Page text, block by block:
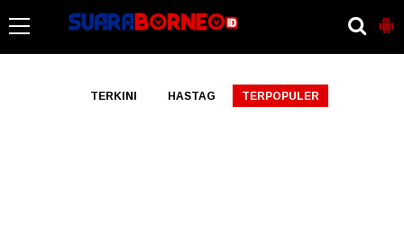
TERKINI HASTAG TERPOPULER